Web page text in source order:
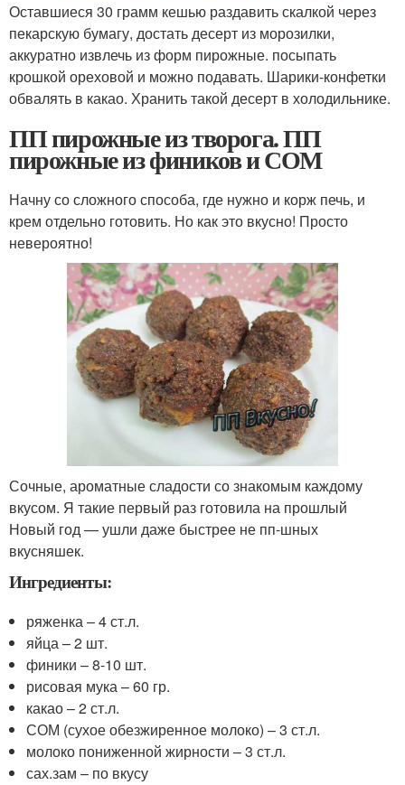
Оставшиеся 30 грамм кешью раздавить скалкой через
пекарскую бумагу, достать десерт из морозилки,
аккуратно извлечь из форм пирожные. посыпать
крошкой ореховой и можно подавать. Шарики-конфетки
обвалять в какао. Хранить такой десерт в холодильнике.
ПП пирожные из творога. ПП
пирожные из фиников и СОМ
Начну со сложного способа, где нужно и корж печь, и
крем отдельно готовить. Но как это вкусно! Просто
невероятно!
Сочные, ароматные сладости со знакомым каждому
вкусом. Я такие первый раз готовила на прошлый
Новый год — ушли даже быстрее не пп-шных
вкусняшек.
Ингредиенты:
ряженка – 4 ст.л.
яйца – 2 шт.
финики – 8-10 шт.
рисовая мука – 60 гр.
какао – 2 ст.л.
СОМ (сухое обезжиренное молоко) – 3 ст.л.
молоко пониженной жирности – 3 ст.л.
сах.зам – по вкусу